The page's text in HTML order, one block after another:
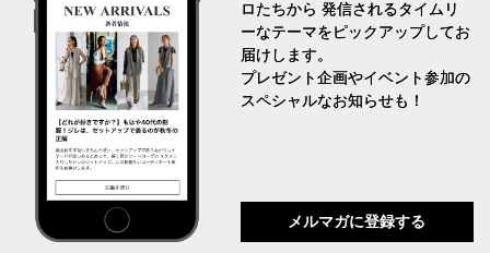
ロたちから 発信されるタイムリ
ーなテーマをピックアップしてお
届けします。
プレゼント企画やイベント参加の
スペシャルなお知らせも！
メルマガに登録する